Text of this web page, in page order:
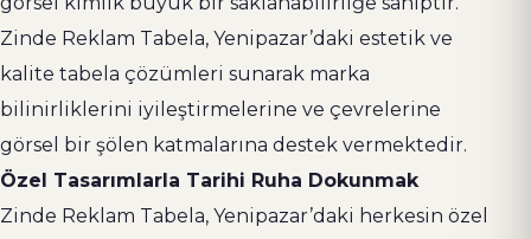
Zinde Reklam Tabela, Yenipazar’daki estetik ve
kalite tabela çözümleri sunarak marka
bilinirliklerini iyileştirmelerine ve çevrelerine
görsel bir şölen katmalarına destek vermektedir.
Özel Tasarımlarla Tarihi Ruha Dokunmak
Zinde Reklam Tabela, Yenipazar’daki herkesin özel